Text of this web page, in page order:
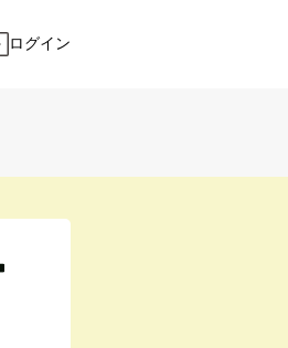
ログイン